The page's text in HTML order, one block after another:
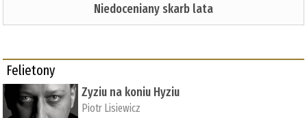
Niedoceniany skarb lata
Felietony
Zyziu na koniu Hyziu
Piotr Lisiewicz